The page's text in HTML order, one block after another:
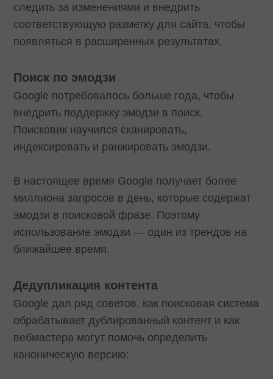
следить за изменениями и внедрить
соответствующую разметку для сайта, чтобы
появляться в расширенных результатах.
Поиск по эмодзи
Google потребовалось больше года, чтобы
внедрить поддержку эмодзи в поиск.
Поисковик научился сканировать,
индексировать и ранжировать эмодзи.
В настоящее время Google получает более
миллиона запросов в день, которые содержат
эмодзи в поисковой фразе. Поэтому
использование эмодзи — один из трендов на
ближайшее время.
Дедупликация контента
Google дал ряд советов, как поисковая система
обрабатывает дублированный контент и как
вебмастера могут помочь определить
каноническую версию: